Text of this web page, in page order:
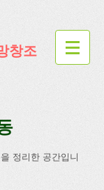
창조
정리한 공간입니